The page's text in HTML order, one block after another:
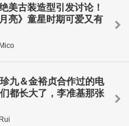
美古装造型引发讨论！
亮》童星时期可爱又有
Mico
九＆金裕贞合作过的电
都长大了，李准基那张
Rui